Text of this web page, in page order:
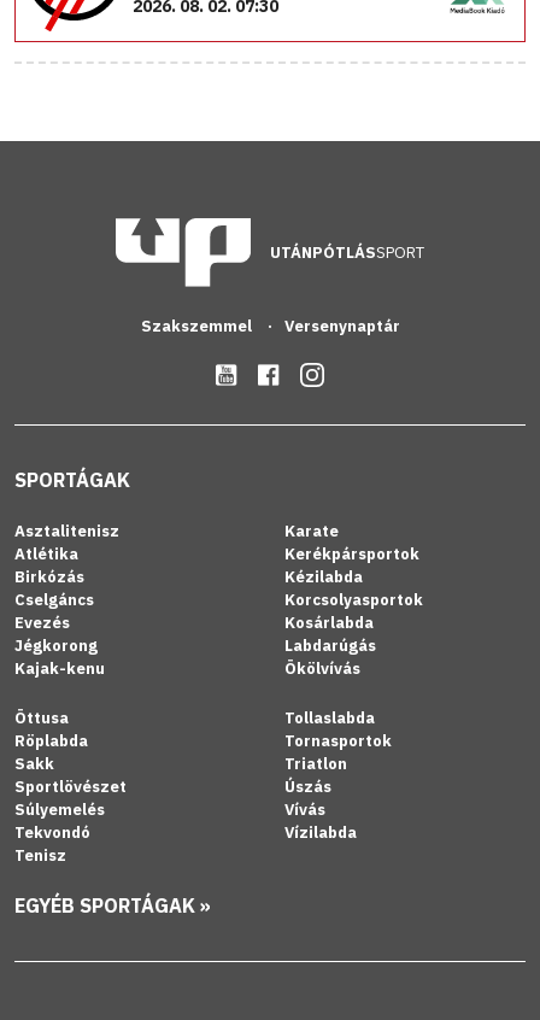
2026. 08. 02. 07:30
UTÁNPÓTLÁSSPORT
Szakszemmel Versenynaptár
SPORTÁGAK
Asztalitenisz
Atlétika
Birkózás
Cselgáncs
Evezés
Jégkorong
Kajak-kenu
Karate
Kerékpársportok
Kézilabda
Korcsolyasportok
Kosárlabda
Labdarúgás
Ökölvívás
Öttusa
Röplabda
Sakk
Sportlövészet
Súlyemelés
Tekvondó
Tenisz
Tollaslabda
Tornasportok
Triatlon
Úszás
Vívás
Vízilabda
EGYÉB SPORTÁGAK »